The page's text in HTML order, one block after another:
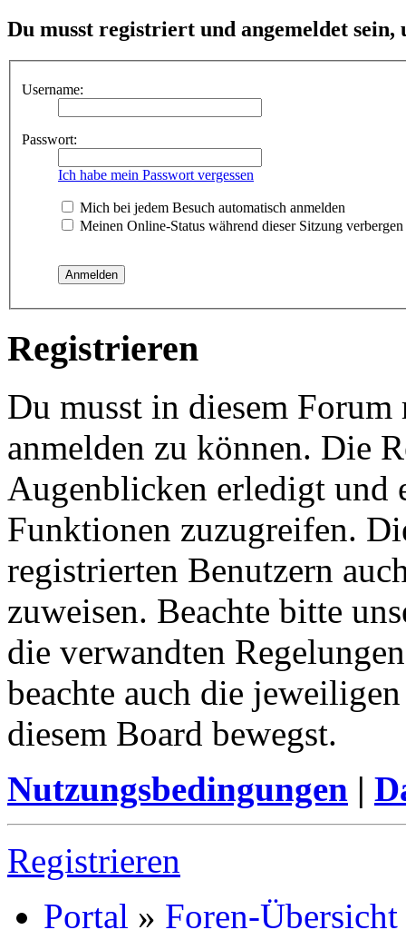
Du musst registriert und angemeldet sein,
Username:
Passwort:
Ich habe mein Passwort vergessen
Mich bei jedem Besuch automatisch anmelden
Meinen Online-Status während dieser Sitzung verbergen
Registrieren
Du musst in diesem
anmelden zu können. Die
Augenblicken erledigt und
Funktionen zuzugreifen.
registrierten Benutzern
zuweisen. Beachte bitte
die verwandten
beachte auch die
diesem Board bewegst.
Nutzungsbedingungen |
Registrieren
Portal » Foren-Übersicht